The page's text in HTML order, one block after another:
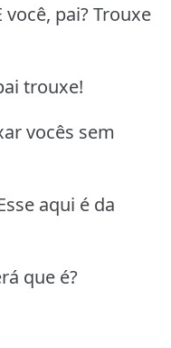
pai? Trouxe
trouxe!
vocês sem
aqui é da
que é?